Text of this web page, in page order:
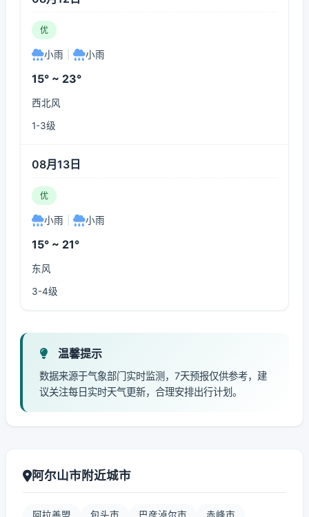
优
小雨 小雨
15° ~ 23°
西北风
1-3级
08月13日
优
小雨 小雨
15° ~ 21°
东风
3-4级
温馨提示
数据来源于气象部门实时监测，7天预报仅供参考，建
议关注每日实时天气更新，合理安排出行计划。
阿尔山市附近城市